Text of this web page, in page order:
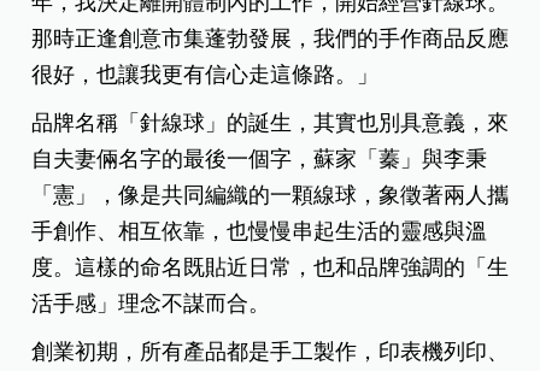
那時正逢創意市集蓬勃發展，我們的手作商品反應
很好，也讓我更有信心走這條路。」
品牌名稱「針線球」的誕生，其實也別具意義，來
自夫妻倆名字的最後一個字，蘇家「蓁」與李秉
「憲」，像是共同編織的一顆線球，象徵著兩人攜
手創作、相互依靠，也慢慢串起生活的靈感與溫
度。這樣的命名既貼近日常，也和品牌強調的「生
活手感」理念不謀而合。
創業初期，所有產品都是手工製作，印表機列印、